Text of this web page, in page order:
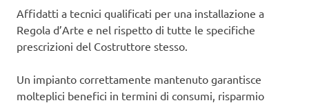
Affidatti a tecnici qualificati per una installazione a
Regola d’Arte e nel rispetto di tutte le specifiche
prescrizioni del Costruttore stesso.
Un impianto correttamente mantenuto garantisce
molteplici benefici in termini di consumi, risparmio